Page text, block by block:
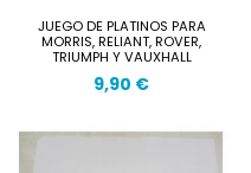
JUEGO DE PLATINOS PARA
MORRIS, RELIANT, ROVER,
TRIUMPH Y VAUXHALL
9,90 €